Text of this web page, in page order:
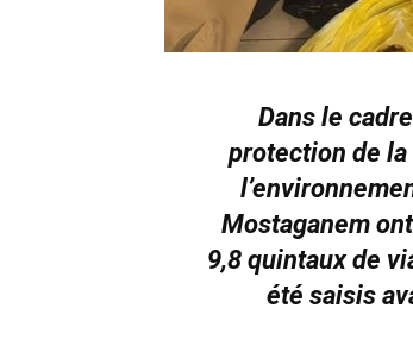
Dans le
protection de
Mostaganem
9,8 quintaux de
été saisis